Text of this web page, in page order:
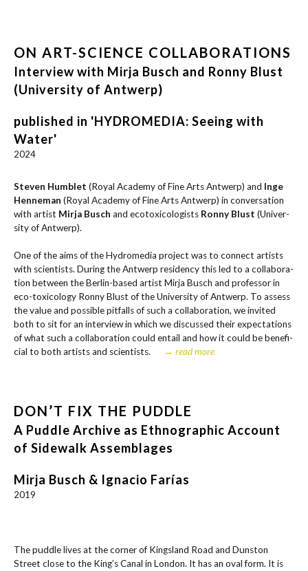
ON ART-SCIENCE COLLABORATIONS
Interview with Mirja Busch and Ronny Blust
(University of Antwerp)
published in 'HYDROMEDIA: Seeing with
Water'
2024
Ste­ven Hum­blet (Roy­al Aca­de­my of Fine Arts Ant­werp) and Inge
Hen­ne­man (Roy­al Aca­de­my of Fine Arts Ant­werp) in con­ver­sa­ti­on
with artist Mir­ja Busch and eco­to­xi­co­lo­gists Ron­ny Blust (Uni­ver­
si­ty of Antwerp).
One of the aims of the Hydro­me­dia pro­ject was to con­nect artists
with sci­en­tists. During the Ant­werp resi­den­cy this led to a col­la­bo­ra­
ti­on bet­ween the Ber­lin-based artist Mir­ja Busch and pro­fes­sor in
eco-toxi­co­lo­gy Ron­ny Blust of the Uni­ver­si­ty of Ant­werp. To assess
the value and pos­si­ble pit­falls of such a col­la­bo­ra­ti­on, we invi­ted
both to sit for an inter­view in which we dis­cus­sed their expec­ta­ti­ons
of what such a col­la­bo­ra­ti­on could ent­ail and how it could be bene­fi­
ci­al to both artists and sci­en­tists.
→ read more
DON’T FIX THE PUDDLE
A Puddle Archive as Ethnographic Account
of Sidewalk Assemblages
Mirja Busch & Ignacio Farías
2019
The pudd­le lives at the cor­ner of King­s­land Road and Dun­s­ton
Street clo­se to the King’s Canal in Lon­don. It has an oval form. It is